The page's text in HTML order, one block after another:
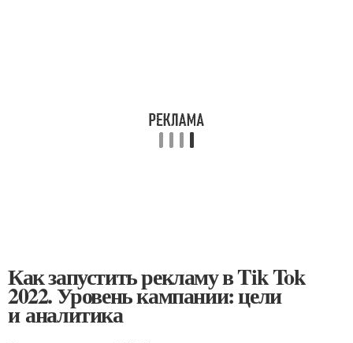
Как запустить рекламу в Tik Tok
2022. Уровень кампании: цели
и аналитика